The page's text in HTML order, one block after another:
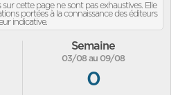
sur cette page ne sont pas exhaustives. Elle
portées à la connaissance des éditeurs
indicative.
Semaine
03/08 au 09/08
0